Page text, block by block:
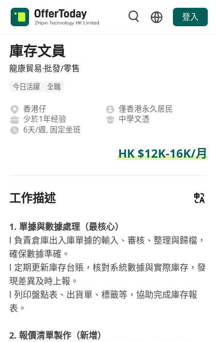
登入
庫存文員
龍康貿易·批發/零售
今日活躍 全職
香港仔
僅香港永久居民
少於1年经验
中學文憑
6天/週, 固定坐班
HK $12K-16K/月
工作描述
1. 單據與數據處理（最核心）
l 負責倉庫出入庫單據的輸入、審核、整理與歸檔，
確保數據準確。
l 定期更新庫存台賬，核對系統數據與實際庫存，發
現差異及時上報。
l 列印盤點表、出貨單、標籤等，協助完成庫存報
表。
2. 報價清單製作（新增）